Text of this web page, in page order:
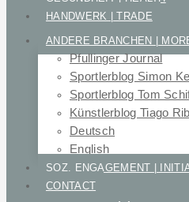
HANDWERK | TRADE
ANDERE BRANCHEN |
Pfullinger Journal
Sportlerblog Simon
Sportlerblog Tom
Künstlerblog Tiago
Deutsch
English
SOZ. ENGAGEMENT |
CONTACT